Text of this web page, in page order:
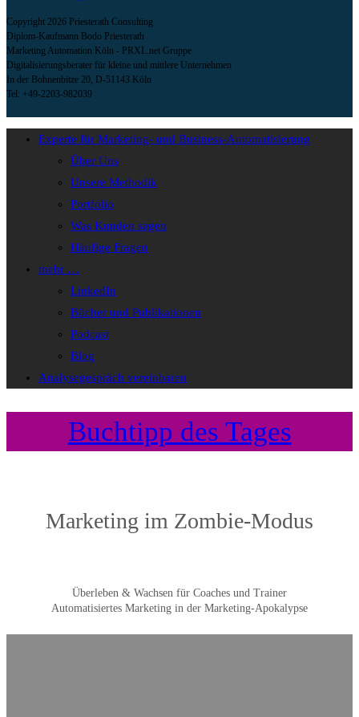
Copyright 2026 Priesterath Consulting
Diplom-Kaufmann Bodo Priesterath
Marketing Automation Köln - PRXL.net Gruppe
Digitalisierungsberater für kleine und mittlere Unternehmen
In der Bohnenbitze 20, D-51143 Köln
Tel: +49-2203-982039
Experte für Marketing- und Business-Automatisierung
Über Uns
Unsere Methodik
Portfolio
Was Kunden sagen
Häufige Fragen
mehr …
LinkedIn
Bücher und Publikationen
Podcast
Blog
Analysegespräch vereinbaren
Buchtipp des Tages
Marketing im Zombie-Modus
Überleben & Wachsen für Coaches und Trainer
Automatisiertes Marketing in der Marketing-Apokalypse